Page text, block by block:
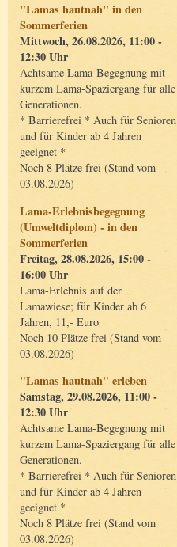
"Lamas hautnah" in den
Sommerferien
Mittwoch, 26.08.2026, 11:00 -
12:30 Uhr
Achtsame Lama-Begegnung mit
kurzem Lama-Spaziergang für alle
Generationen.
* Barrierefrei * Auch für Senioren
und für Kinder ab 4 Jahren
geeignet *
Noch 8 Plätze frei (Stand vom
03.08.2026)
Lama-Erlebnisbegegnung
(Umweltdiplom) - in den
Sommerferien
Freitag, 28.08.2026, 15:00 -
16:00 Uhr
Lama-Erlebnis auf der
Lamawiese; für Kinder ab 6
Jahren, 11,- Euro
Noch 10 Plätze frei (Stand vom
03.08.2026)
"Lamas hautnah" erleben
Samstag, 29.08.2026, 11:00 -
12:30 Uhr
Achtsame Lama-Begegnung mit
kurzem Lama-Spaziergang für alle
Generationen.
* Barrierefrei * Auch für Senioren
und für Kinder ab 4 Jahren
geeignet *
Noch 8 Plätze frei (Stand vom
03.08.2026)